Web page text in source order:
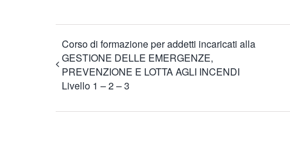
Corso di formazione per addetti incaricati alla
GESTIONE DELLE EMERGENZE,
PREVENZIONE E LOTTA AGLI INCENDI
Livello 1 – 2 – 3